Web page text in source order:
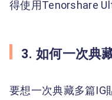
得使用Tenorshare
3. 如何一次典
要想一次典藏多篇IG